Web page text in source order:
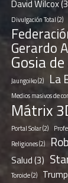
David Wilcox
Divulgación Total(2)
Gerardo
Gosia
Jaungoiko(2) La
Medios masivos de
Mátrix
Portal Solar(2)
Religiones(2)
Salud(3)
Toroide(2) Trump